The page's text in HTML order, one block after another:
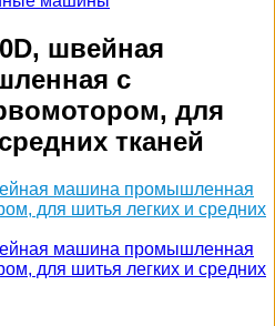
швейная
с
для
тканей